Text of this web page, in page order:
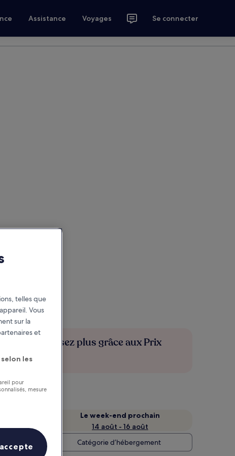
Assistance Voyages Se connecter
Économisez plus grâce aux Prix
membres
Le week-end prochain
14 août - 16 août
Catégorie d’hébergement
telles que
Vous
sur la
et
les
pour
mesure